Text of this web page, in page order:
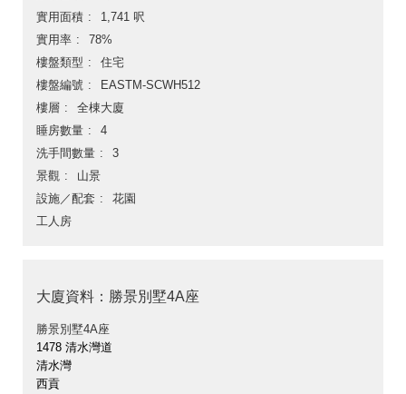
實用面積
1,741 呎
實用率
78%
樓盤類型
住宅
樓盤編號
EASTM-SCWH512
樓層
全棟大廈
睡房數量
4
洗手間數量
3
景觀
山景
設施／配套
花園
工人房
大廈資料：勝景別墅4A座
勝景別墅4A座
1478 清水灣道
清水灣
西貢